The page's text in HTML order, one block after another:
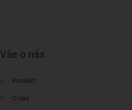
Vše o nás
Kontakt
O nás